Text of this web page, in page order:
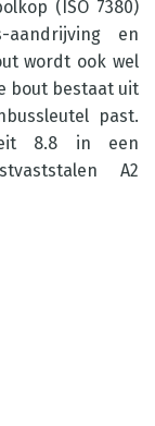
(ISO 7380)
en
wordt ook wel
bout bestaat uit
past.
8.8 in een
A2